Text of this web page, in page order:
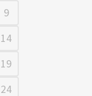
9
14
19
24